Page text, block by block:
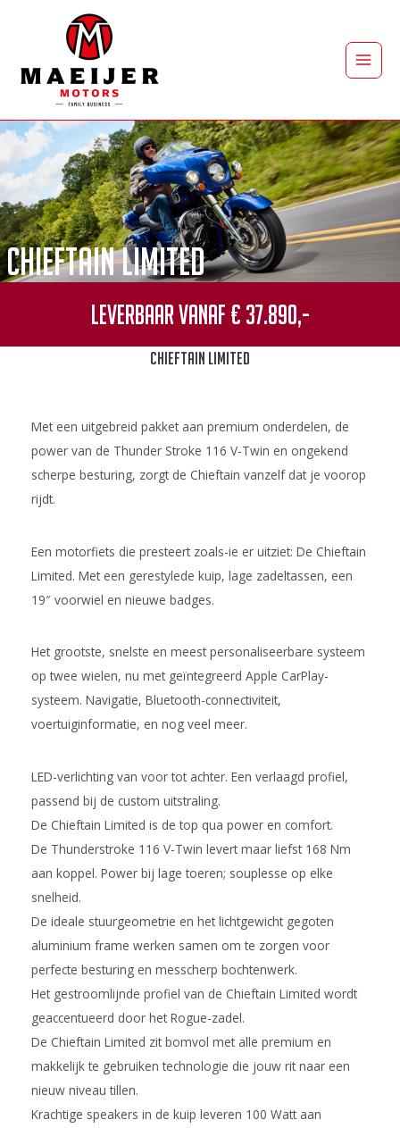
inhoud
Main
Chieftain Limited
Leverbaar vanaf € 37.890,-
Chieftain Limited
Met een uitgebreid pakket aan premium onderdelen, de
power van de Thunder Stroke 116 V-Twin en ongekend
scherpe besturing, zorgt de Chieftain vanzelf dat je voorop
rijdt.
Een motorfiets die presteert zoals-ie er uitziet: De Chieftain
Limited. Met een gerestylede kuip, lage zadeltassen, een
19″ voorwiel en nieuwe badges.
Het grootste, snelste en meest personaliseerbare systeem
op twee wielen, nu met geïntegreerd Apple CarPlay-
systeem. Navigatie, Bluetooth-connectiviteit,
voertuiginformatie, en nog veel meer.
LED-verlichting van voor tot achter. Een verlaagd profiel,
passend bij de custom uitstraling.
De Chieftain Limited is de top qua power en comfort.
De Thunderstroke 116 V-Twin levert maar liefst 168 Nm
aan koppel. Power bij lage toeren; souplesse op elke
snelheid.
De ideale stuurgeometrie en het lichtgewicht gegoten
aluminium frame werken samen om te zorgen voor
perfecte besturing en messcherp bochtenwerk.
Het gestroomlijnde profiel van de Chieftain Limited wordt
geaccentueerd door het Rogue-zadel.
De Chieftain Limited zit bomvol met alle premium en
makkelijk te gebruiken technologie die jouw rit naar een
nieuw niveau tillen.
Krachtige speakers in de kuip leveren 100 Watt aan